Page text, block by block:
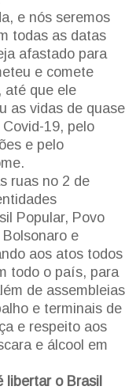
e nós seremos
todas as datas
afastado para
e comete
até que ele
as vidas de quase
19, pelo
e pelo
ruas no 2 de
Popular, Povo
e
aos atos todos
todo o país, para
de assembleias
e terminais de
e respeito aos
e álcool em
libertar o Brasil